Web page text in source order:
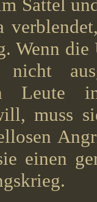
Sattel
Wenn
Leute
muss
einen